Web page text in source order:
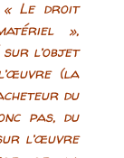
Le droit
»,
l’objet
(la
du
pas, du
l’œuvre